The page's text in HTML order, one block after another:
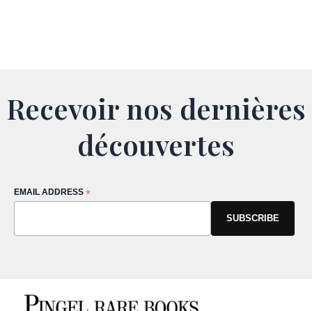
Recevoir nos dernières
découvertes
EMAIL ADDRESS *